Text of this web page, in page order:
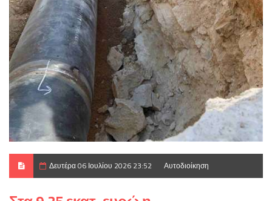
Δευτέρα 06 Ιουλίου 2026 23:52 Αυτοδιοίκηση